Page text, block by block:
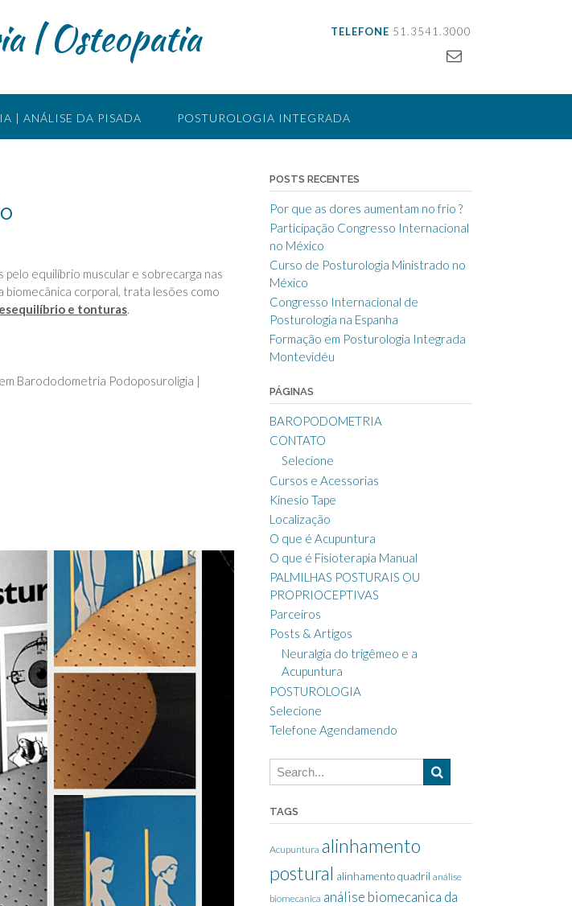
| Osteopatia TELEFONE 51.3541.3000
| ANÁLISE DA PISADA POSTUROLOGIA INTEGRADA
equilíbrio muscular e sobrecarga nas
biomecânica corporal, trata lesões como
e tonturas.
Barododometria Podoposuroligia |
POSTS RECENTES
Por que as dores aumentam no frio ?
Participação Congresso Internacional
no México
Curso de Posturologia Ministrado no
México
Congresso Internacional de
Posturologia na Espanha
Formação em Posturologia Integrada
Montevidéu
PÁGINAS
BAROPODOMETRIA
CONTATO
Selecione
Cursos e Acessorias
Kinesio Tape
Localização
O que é Acupuntura
O que é Fisioterapia Manual
PALMILHAS POSTURAIS OU
PROPRIOCEPTIVAS
Parceiros
Posts & Artigos
Neuralgia do trigêmeo e a
Acupuntura
POSTUROLOGIA
Selecione
Telefone Agendamendo
TAGS
Acupuntura alinhamento
postural alinhamento quadril análise
biomecanica análise biomecanica da